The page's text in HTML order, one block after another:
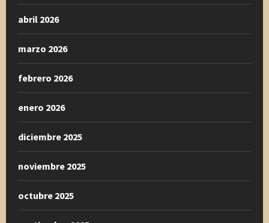
abril 2026
marzo 2026
febrero 2026
enero 2026
diciembre 2025
noviembre 2025
octubre 2025